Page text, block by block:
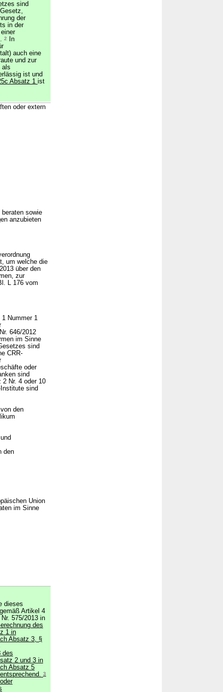
sind
der
in der
2
In
auch eine
und zur
als
ist und
Absatz 1 ist
oder extern
sowie
anzubieten
um welche die
über den
zur
L 176 vom
Nummer 1
646/2012
im Sinne
sind
CRR-
oder
sind
Nr. 4 oder 10
Institute sind
den
den
Union
im Sinne
dieses
Artikel 4
575/2013 in
des
1 in
Absatz 3, §
des
2 und 3 in
Absatz 5
3